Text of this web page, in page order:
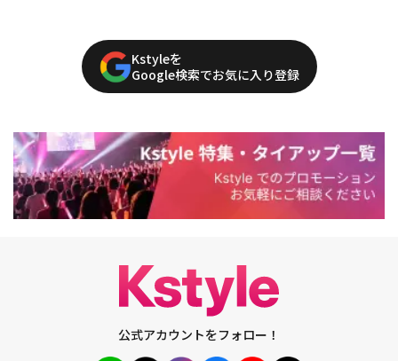
Kstyleを
Google検索でお気に入り登録
公式アカウントをフォロー！